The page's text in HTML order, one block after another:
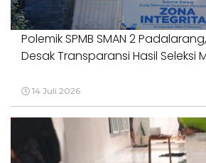
Polemik SPMB SMAN 2
Desak Transparansi Hasil Seleksi
14 Juli 2026